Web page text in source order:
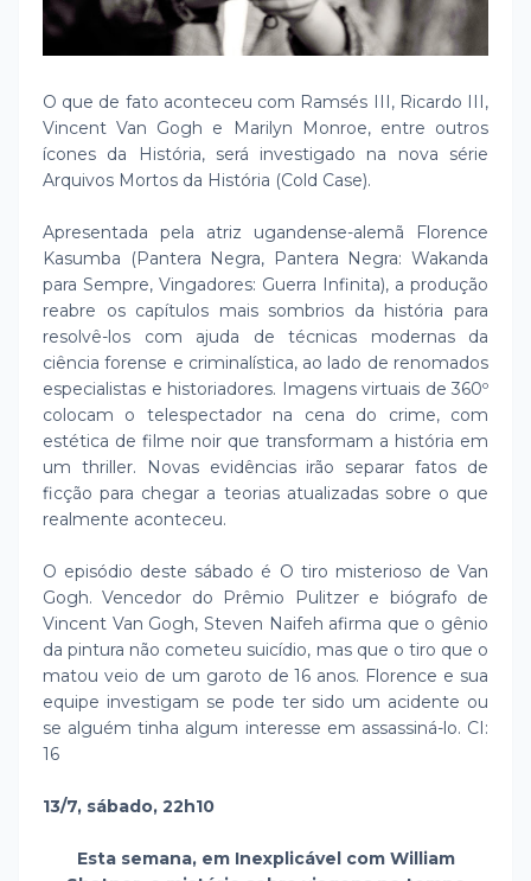
O que de fato aconteceu com Ramsés III, Ricardo III,
Vincent Van Gogh e Marilyn Monroe, entre outros
ícones da História, será investigado na nova série
Arquivos Mortos da História (Cold Case).
Apresentada pela atriz ugandense-alemã Florence
Kasumba (Pantera Negra, Pantera Negra: Wakanda
para Sempre, Vingadores: Guerra Infinita), a produção
reabre os capítulos mais sombrios da história para
resolvê-los com ajuda de técnicas modernas da
ciência forense e criminalística, ao lado de renomados
especialistas e historiadores. Imagens virtuais de 360º
colocam o telespectador na cena do crime, com
estética de filme noir que transformam a história em
um thriller. Novas evidências irão separar fatos de
ficção para chegar a teorias atualizadas sobre o que
realmente aconteceu.
O episódio deste sábado é O tiro misterioso de Van
Gogh. Vencedor do Prêmio Pulitzer e biógrafo de
Vincent Van Gogh, Steven Naifeh afirma que o gênio
da pintura não cometeu suicídio, mas que o tiro que o
matou veio de um garoto de 16 anos. Florence e sua
equipe investigam se pode ter sido um acidente ou
se alguém tinha algum interesse em assassiná-lo. CI:
16
13/7, sábado, 22h10
Esta semana, em Inexplicável com William